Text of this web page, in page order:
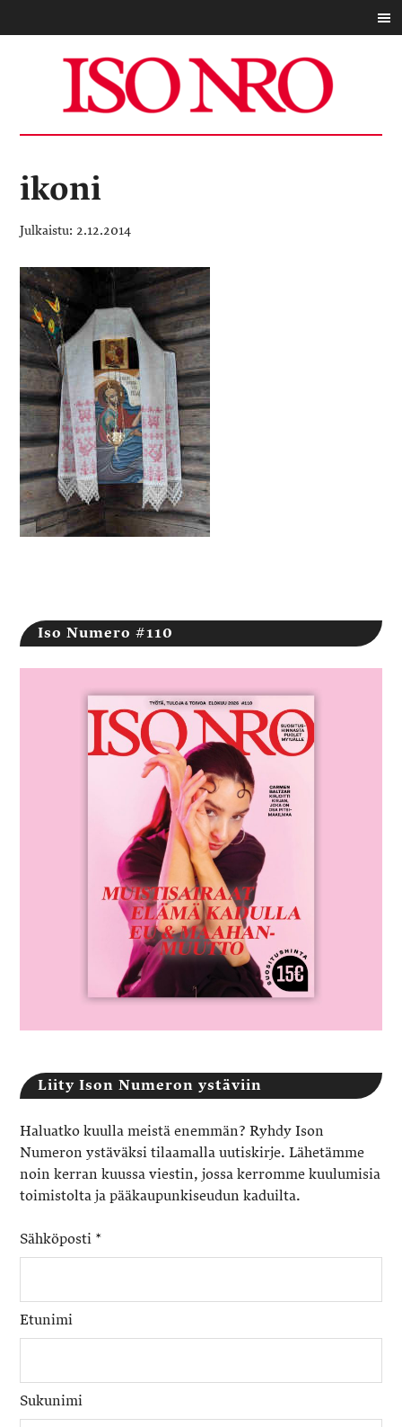
ikoni
2.12.2014
Iso Numero #110
Liity Ison Numeron ystäviin
Haluatko kuulla meistä enemmän? Ryhdy Ison
Numeron ystäväksi tilaamalla uutiskirje. Lähetämme
noin kerran kuussa viestin, jossa kerromme kuulumisia
toimistolta ja pääkaupunkiseudun kaduilta.
Sähköposti *
Etunimi
Sukunimi